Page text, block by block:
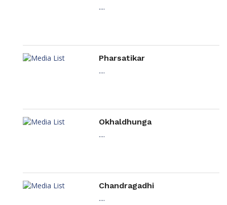
....
Pharsatikar
....
Okhaldhunga
....
Chandragadhi
....